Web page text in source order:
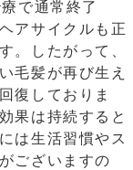
で通常終了
アサイクルも正
。したがって、
毛髪が再び生え
復しておりま
果は持続すると
は生活習慣やス
ございますの